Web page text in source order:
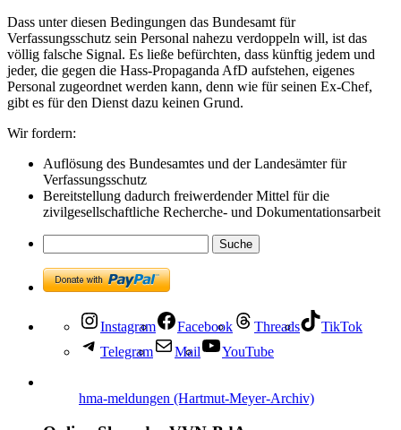
Dass unter diesen Bedingungen das Bundesamt für
Verfassungsschutz sein Personal nahezu verdoppeln will, ist das
völlig falsche Signal. Es ließe befürchten, dass künftig jedem und
jeder, die gegen die Hass-Propaganda AfD aufstehen, eigenes
Personal zugeordnet werden kann, denn wie für seinen Ex-Chef,
gibt es für den Dienst dazu keinen Grund.
Wir fordern:
Auflösung des Bundesamtes und der Landesämter für
Verfassungsschutz
Bereitstellung dadurch freiwerdender Mittel für die
zivilgesellschaftliche Recherche- und Dokumentationsarbeit
Instagram Facebook Threads
TikTok
Telegram
Mail YouTube
hma-meldungen (Hartmut-Meyer-Archiv)